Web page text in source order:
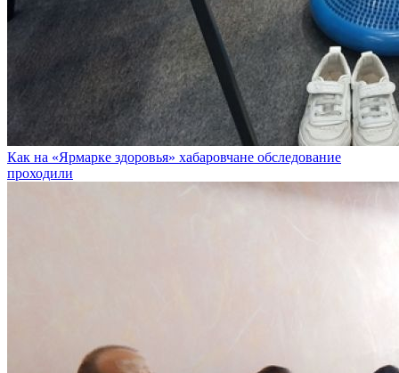
Как на «Ярмарке здоровья» хабаровчане обследование
проходили